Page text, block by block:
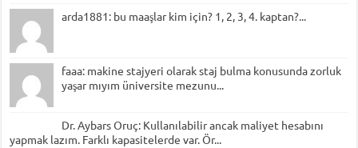
arda1881: bu maaşlar kim için? 1, 2, 3, 4. kaptan?...
faaa: makine stajyeri olarak staj bulma konusunda zorluk
yaşar mıyım üniversite mezunu...
Dr. Aybars Oruç: Kullanılabilir ancak maliyet hesabını
yapmak lazım. Farklı kapasitelerde var. Ör...